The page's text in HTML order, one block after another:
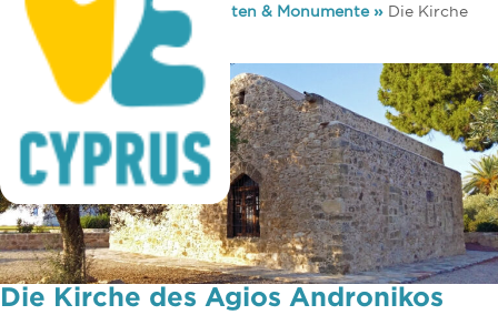
Religion» Sehenswürdigkeiten & Monumente» Die Kirche
des Agios Andronikos
Die Kirche des Agios Andronikos